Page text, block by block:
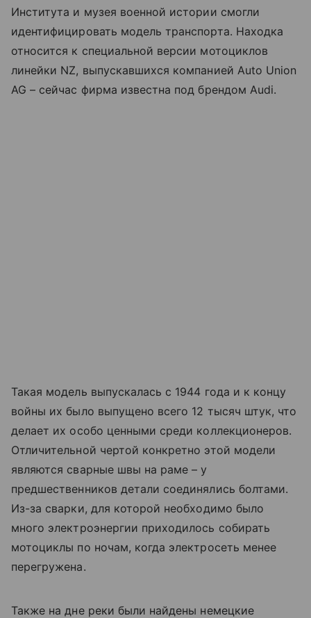
Института и музея военной истории смогли
идентифицировать модель транспорта. Находка
относится к специальной версии мотоциклов
линейки NZ, выпускавшихся компанией Auto Union
AG – сейчас фирма известна под брендом Audi.
Такая модель выпускалась с 1944 года и к концу
войны их было выпущено всего 12 тысяч штук, что
делает их особо ценными среди коллекционеров.
Отличительной чертой конкретно этой модели
являются сварные швы на раме – у
предшественников детали соединялись болтами.
Из-за сварки, для которой необходимо было
много электроэнергии приходилось собирать
мотоциклы по ночам, когда электросеть менее
перегружена.
Также на дне реки были найдены немецкие